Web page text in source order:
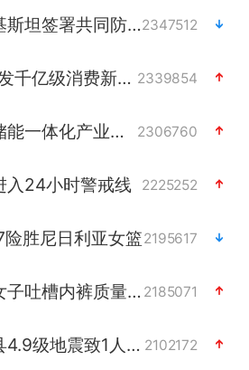
沙特土耳其巴基斯坦签署共同防务协议2347512
“电影+”如何激发千亿级消费新活力？ 2339854
全球首个长时储能一体化产业园量产 2306760
入24小时警戒线 2225252
胜尼日利亚女篮2195617
名创优品回应女子吐槽内裤质量差 2185071
四川宜宾市高县4.9级地震致1人死亡 2102172